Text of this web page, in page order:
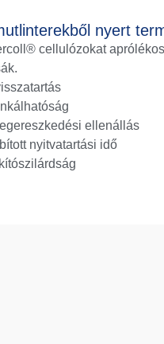
nyert
cellulózokat
ellenállás
nyitvatartási idő